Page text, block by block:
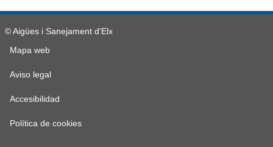
© Aigües i Sanejament d'Elx
Mapa web
Aviso legal
Accesibilidad
Política de cookies